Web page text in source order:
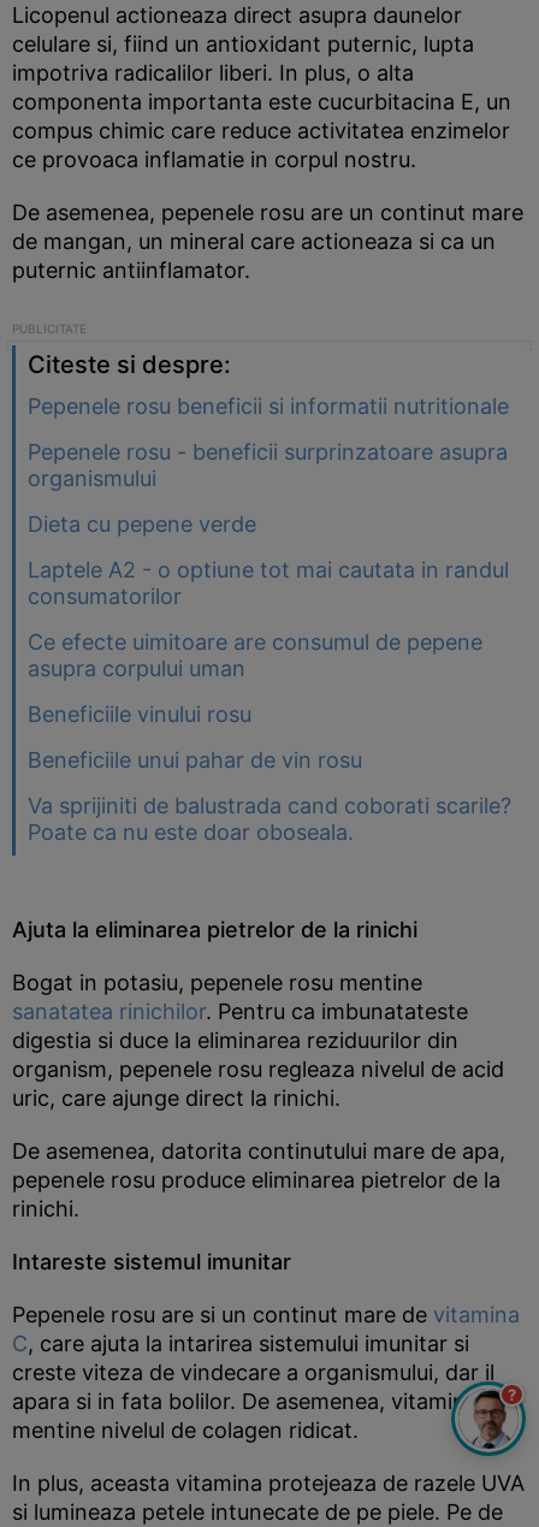
Licopenul actioneaza direct asupra daunelor
celulare si, fiind un antioxidant puternic, lupta
impotriva radicalilor liberi. In plus, o alta
componenta importanta este cucurbitacina E, un
compus chimic care reduce activitatea enzimelor
ce provoaca inflamatie in corpul nostru.
De asemenea, pepenele rosu are un continut mare
de mangan, un mineral care actioneaza si ca un
puternic antiinflamator.
Citeste si despre:
Pepenele rosu beneficii si informatii nutritionale
Pepenele rosu - beneficii surprinzatoare asupra
organismului
Dieta cu pepene verde
Laptele A2 - o optiune tot mai cautata in randul
consumatorilor
Ce efecte uimitoare are consumul de pepene
asupra corpului uman
Beneficiile vinului rosu
Beneficiile unui pahar de vin rosu
Va sprijiniti de balustrada cand coborati scarile?
Poate ca nu este doar oboseala.
Ajuta la eliminarea pietrelor de la rinichi
Bogat in potasiu, pepenele rosu mentine
sanatatea rinichilor. Pentru ca imbunatateste
digestia si duce la eliminarea reziduurilor din
organism, pepenele rosu regleaza nivelul de acid
uric, care ajunge direct la rinichi.
De asemenea, datorita continutului mare de apa,
pepenele rosu produce eliminarea pietrelor de la
rinichi.
Intareste sistemul imunitar
Pepenele rosu are si un continut mare de vitamina
C, care ajuta la intarirea sistemului imunitar si
creste viteza de vindecare a organismului, dar il
apara si in fata bolilor. De asemenea, vitamina C
mentine nivelul de colagen ridicat.
In plus, aceasta vitamina protejeaza de razele UVA
si lumineaza petele intunecate de pe piele. Pe de
?